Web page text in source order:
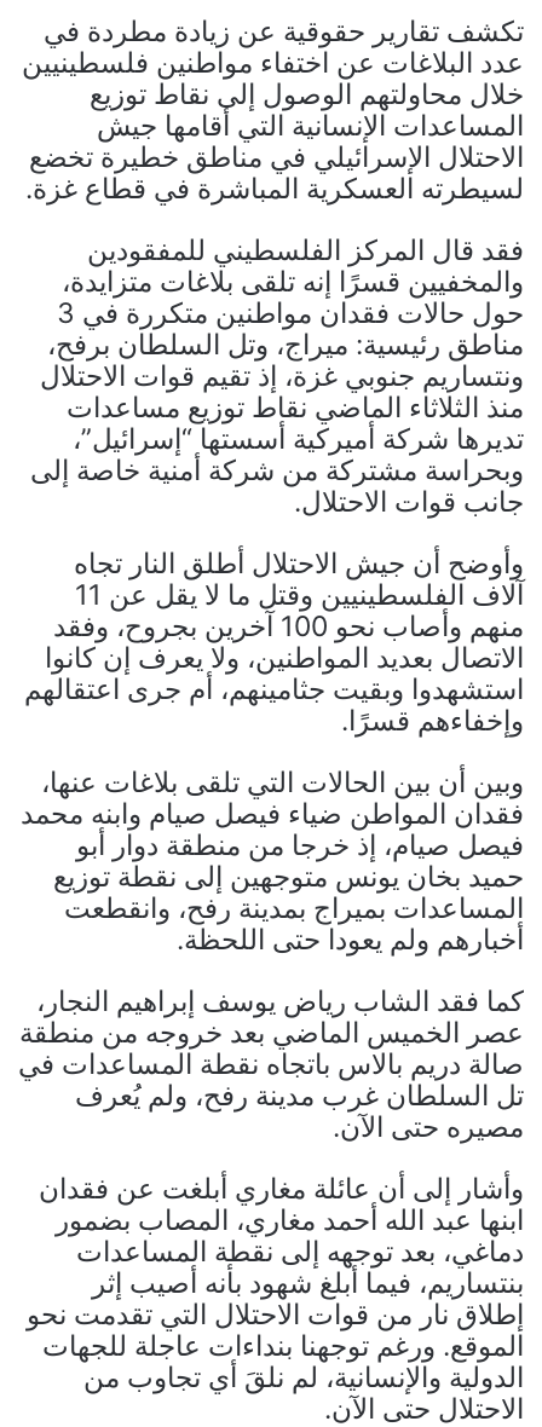
تكشف تقارير حقوقية عن زيادة مطردة في
عدد البلاغات عن اختفاء مواطنين فلسطينيين
خلال محاولتهم الوصول إلى نقاط توزيع
المساعدات الإنسانية التي أقامها جيش
الاحتلال الإسرائيلي في مناطق خطيرة تخضع
لسيطرته العسكرية المباشرة في قطاع غزة.
فقد قال المركز الفلسطيني للمفقودين
والمخفيين قسرًا إنه تلقى بلاغات متزايدة،
حول حالات فقدان مواطنين متكررة في 3
مناطق رئيسية: ميراج، وتل السلطان برفح،
ونتساريم جنوبي غزة، إذ تقيم قوات الاحتلال
منذ الثلاثاء الماضي نقاط توزيع مساعدات
تديرها شركة أميركية أسستها “إسرائيل”،
وبحراسة مشتركة من شركة أمنية خاصة إلى
جانب قوات الاحتلال.
وأوضح أن جيش الاحتلال أطلق النار تجاه
آلاف الفلسطينيين وقتل ما لا يقل عن 11
منهم وأصاب نحو 100 آخرين بجروح، وفقد
الاتصال بعديد المواطنين، ولا يعرف إن كانوا
استشهدوا وبقيت جثامينهم، أم جرى اعتقالهم
وإخفاءهم قسرًا.
وبين أن بين الحالات التي تلقى بلاغات عنها،
فقدان المواطن ضياء فيصل صيام وابنه محمد
فيصل صيام، إذ خرجا من منطقة دوار أبو
حميد بخان يونس متوجهين إلى نقطة توزيع
المساعدات بميراج بمدينة رفح، وانقطعت
أخبارهم ولم يعودا حتى اللحظة.
كما فقد الشاب رياض يوسف إبراهيم النجار،
عصر الخميس الماضي بعد خروجه من منطقة
صالة دريم بالاس باتجاه نقطة المساعدات في
تل السلطان غرب مدينة رفح، ولم يُعرف
مصيره حتى الآن.
وأشار إلى أن عائلة مغاري أبلغت عن فقدان
ابنها عبد الله أحمد مغاري، المصاب بضمور
دماغي، بعد توجهه إلى نقطة المساعدات
بنتساريم، فيما أبلغ شهود بأنه أصيب إثر
إطلاق نار من قوات الاحتلال التي تقدمت نحو
الموقع. ورغم توجهنا بنداءات عاجلة للجهات
الدولية والإنسانية، لم نلقَ أي تجاوب من
الاحتلال حتى الآن.